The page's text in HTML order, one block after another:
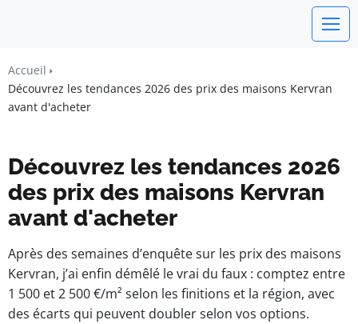
BUSINESS INSIGHTS FOR FRANCE
Accueil
Découvrez les tendances 2026 des prix des maisons Kervran
avant d'acheter
Découvrez les tendances 2026
des prix des maisons Kervran
avant d'acheter
Après des semaines d’enquête sur les prix des maisons
Kervran, j’ai enfin démêlé le vrai du faux : comptez entre
1 500 et 2 500 €/m² selon les finitions et la région, avec
des écarts qui peuvent doubler selon vos options.